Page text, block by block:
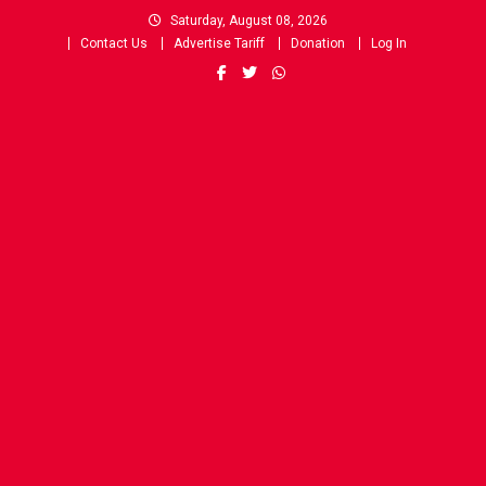
Saturday, August 08, 2026
Contact Us
Advertise Tariff Donation Log In